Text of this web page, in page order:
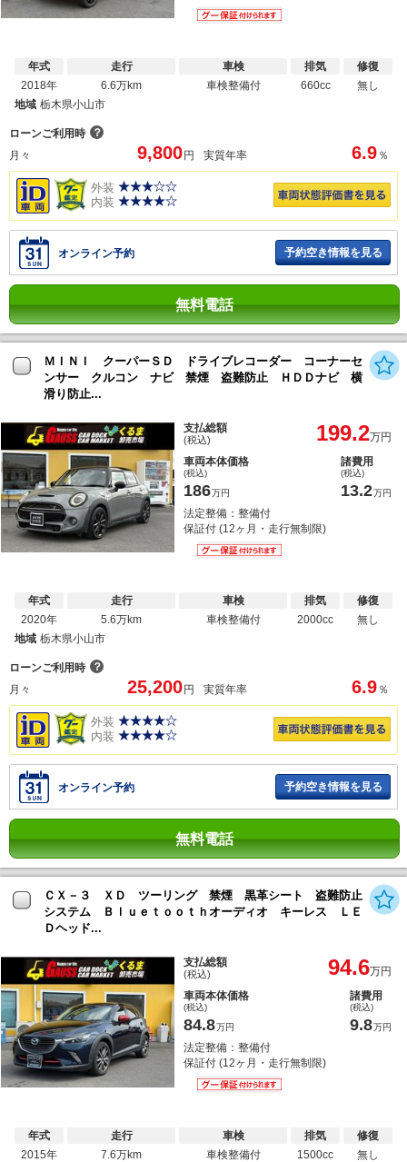
年式
2018年
走行
6.6万km
車検
車検整備付
排気
660cc
修復
無し
地域 栃木県小山市
ローンご利用時 ？
月々
9,800円 実質年率 6.9 ％
外装
内装
オンライン予約 予約空き情報を見る
無料電話
ＭＩＮＩ クーパーＳＤ ドライブレコーダー コーナーセ
ンサー クルコン ナビ 禁煙 盗難防止 ＨＤＤナビ 横
滑り防止...
支払総額
(税込) 199.2万円
車両本体価格
(税込)
186万円
諸費用
(税込)
13.2万円
法定整備：整備付
保証付 (12ヶ月・走行無制限)
年式
2020年
走行
5.6万km
車検
車検整備付
排気
2000cc
修復
無し
地域 栃木県小山市
ローンご利用時 ？
月々
25,200 円 実質年率 6.9 ％
外装
内装
オンライン予約 予約空き情報を見る
無料電話
ＣＸ－３ ＸＤ ツーリング 禁煙 黒革シート 盗難防止
システム Ｂｌｕｅｔｏｏｔｈオーディオ キーレス ＬＥ
Ｄヘッド...
支払総額
(税込) 94.6万円
車両本体価格
(税込)
84.8万円
諸費用
(税込)
9.8万円
法定整備：整備付
保証付 (12ヶ月・走行無制限)
年式
2015年
走行
7.6万km
車検
車検整備付
排気
1500cc
修復
無し